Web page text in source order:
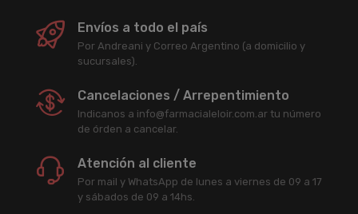
Envíos a todo el país
Por Andreani y Correo Argentino (a domicilio y
sucursales).
Cancelaciones / Arrepentimiento
Indicanos a info@farmacialeloir.com.ar tu número
de órden a cancelar.
Atención al cliente
Por mail y WhatsApp de lunes a viernes de 09 a 17
y sábados de 09 a 14hs.